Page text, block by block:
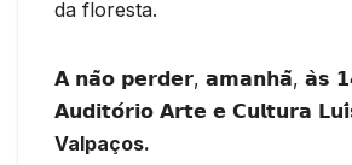
da floresta.
𝗔 𝗻𝗮̃𝗼 𝗽𝗲𝗿𝗱𝗲𝗿, 𝗮𝗺𝗮𝗻𝗵𝗮̃, 𝗮̀𝘀
𝗔𝘂𝗱𝗶𝘁𝗼́𝗿𝗶𝗼 𝗔𝗿𝘁𝗲 𝗲 𝗖𝘂𝗹𝘁𝘂𝗿𝗮
Valpaços.